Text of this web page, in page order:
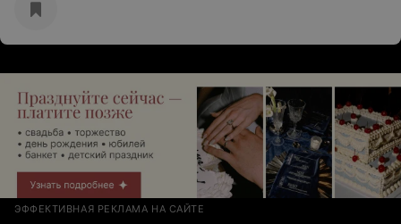
ЭФФЕКТИВНАЯ РЕКЛАМА НА САЙТЕ